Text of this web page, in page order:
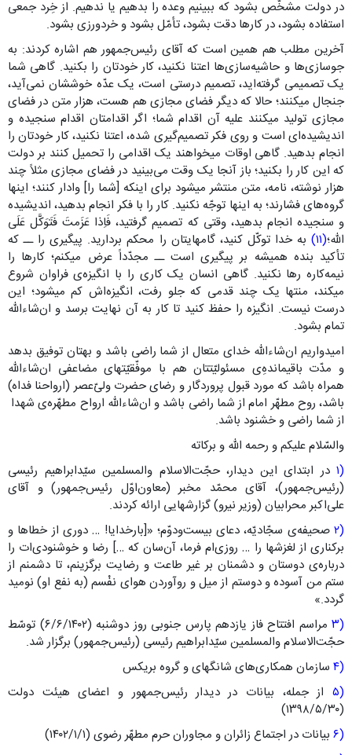
در دولت مشخّص بشود که ببینیم وعده را بدهیم یا ندهیم. از خِرد جمعی
استفاده بشود، در کارها دقت بشود، تأمّل بشود و خردورزی بشود.
آخرین مطلب هم همین است که آقای رئیس‌جمهور هم اشاره کردند: به
جوسازی‌ها و حاشیه‌سازی‌ها اعتنا نکنید، کار خودتان را بکنید. گاهی شما
یک تصمیمی گرفته‌اید، تصمیم درستی است، یک عدّه خوششان نمی‌آید،
جنجال میکنند؛ حالا که دیگر فضای مجازی هم هست، هزار متن در فضای
مجازی تولید میکنند علیه آن اقدام شما؛ اگر اقدامتان اقدام سنجیده‌ و
اندیشیده‌ای است و روی فکر تصمیم‌گیری شده، اعتنا نکنید، کار خودتان را
انجام بدهید. گاهی اوقات میخواهند یک اقدامی را تحمیل کنند بر دولت
که این کار را بکنید؛ باز آنجا یک وقت می‌بینید در فضای مجازی مثلاً چند
هزار نوشته، نامه، متن منتشر میشود برای اینکه [شما را] وادار کنند؛ اینها
گروه‌های فشارند؛ به اینها توجّه نکنید. کار را با فکر انجام بدهید، اندیشیده
و سنجیده انجام بدهید، وقتی که تصمیم گرفتید، فَاِذا عَزَمتَ فَتَوَکَّل عَلَى
الله؛(۱۱)
به خدا توکّل کنید، گامهایتان را محکم بردارید. پیگیری را ــ که
تأکید بنده همیشه بر پیگیری است ــ مجدّداً عرض میکنم؛ کارها را
نیمه‌کاره رها نکنید. گاهی انسان یک کاری را با انگیزه‌ی فراوان شروع
میکند، منتها یک چند قدمی که جلو رفت، انگیزه‌اش کم میشود؛ این
درست نیست. انگیزه را حفظ کنید تا کار به آن نهایت برسد و ان‌شاءالله
تمام بشود.
امیدواریم ان‌شاءالله خدای متعال از شما راضی باشد و بهتان توفیق بدهد
و مدّت باقیمانده‌ِی مسئولیّتتان هم با موفّقیّتهای مضاعفی ان‌شاءالله
همراه باشد که مورد قبول پروردگار و رضای حضرت ولیّ‌عصر (ارواحنا فداه)
باشد، روح مطهّر امام از شما راضی باشد و ان‌شاءالله ارواح مطهّره‌ی شهدا
از شما راضی و خشنود باشد.
والسّلام علیکم و رحمه ‌الله و برکاته
(۱ در ابتدای این دیدار، حجّت‌الاسلام والمسلمین سیّدابراهیم رئیسی
(رئیس‌جمهور)، آقای محمّد مخبر (معاون‌اوّل رئیس‌جمهور) و آقای
علی‌اکبر محرابیان (وزیر نیرو) گزارشهایی ارائه کردند.
(۲ صحیفه‌ی سجّادیّه، دعای بیست‌ودوّم؛ «[بارخدایا! … دوری از خطاها و
برکناری از لغزشها را … روزی‌ام فرما، آن‌سان که …] رضا و خوشنودی‌ات را
درباره‌ی دوستان و دشمنان بر غیر طاعت و رضایت برگزینم، تا دشمنم از
ستم من آسوده و دوستم از میل و روآوردن هواى نفْسم (به نفع او) نومید
گردد.»
(۳
مراسم افتتاح فاز یازدهم پارس جنوبی روز دوشنبه (۶/۶/۱۴۰۲) توسّط
حجّت‌الاسلام والمسلمین سیّدابراهیم رئیسی (رئیس‌جمهور) برگزار شد.
(۴ سازمان همکاری‌های شانگهای و گروه بریکس
(۵
از جمله، بیانات در دیدار رئیس‌جمهور و اعضای هیئت دولت
(۱۳۹۸/۵/۳۰)
(۶ بیانات در اجتماع زائران و مجاوران حرم مطهّر رضوی (۱۴۰۲/۱/۱)